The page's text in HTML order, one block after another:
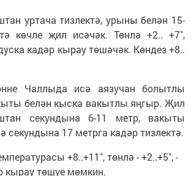
уртача тизлектә, урыны белән 15-
көчле җил исәчәк. Төнлә +2.. +7˚,
кадәр кырау төшәчәк. Көндез +8..
Чаллыда исә аязучан болытлы
белән кыска вакытлы яңгыр. Җил
секундына 6-11 метр, вакыты
секундына 17 метрга кадәр тизлектә.
+8..+11˚, төнлә - +2..+5˚, -
кырау төшүе мөмкин.